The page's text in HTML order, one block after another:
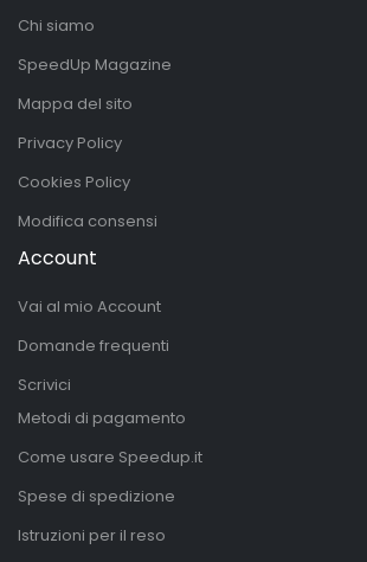
Chi siamo
SpeedUp Magazine
Mappa del sito
Privacy Policy
Cookies Policy
Modifica consensi
Account
Vai al mio Account
Domande frequenti
Scrivici
Metodi di pagamento
Come usare Speedup.it
Spese di spedizione
Istruzioni per il reso